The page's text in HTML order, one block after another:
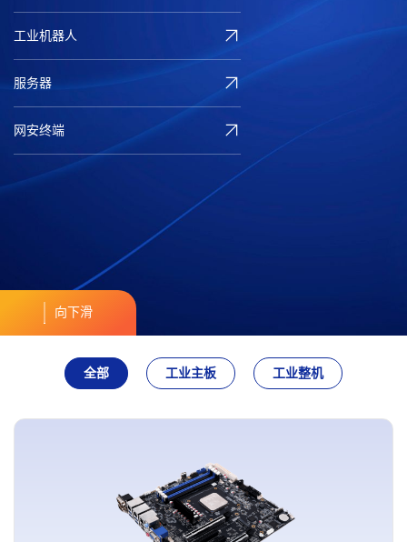
工业机器人
服务器
网安终端
向下滑
全部 工业主板 工业整机